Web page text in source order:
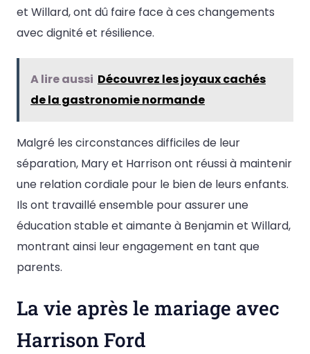
et Willard, ont dû faire face à ces changements
avec dignité et résilience.
A lire aussi Découvrez les joyaux cachés
de la gastronomie normande
Malgré les circonstances difficiles de leur
séparation, Mary et Harrison ont réussi à maintenir
une relation cordiale pour le bien de leurs enfants.
Ils ont travaillé ensemble pour assurer une
éducation stable et aimante à Benjamin et Willard,
montrant ainsi leur engagement en tant que
parents.
La vie après le mariage avec
Harrison Ford